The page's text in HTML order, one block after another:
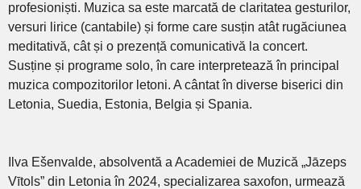
profesioniști. Muzica sa este marcată de claritatea gesturilor,
versuri lirice (cantabile) și forme care susțin atât rugăciunea
meditativă, cât și o prezență comunicativă la concert.
Susține și programe solo, în care interpretează în principal
muzica compozitorilor letoni. A cântat în diverse biserici din
Letonia, Suedia, Estonia, Belgia și Spania.
Ilva Ešenvalde, absolventă a Academiei de Muzică „Jāzeps
Vītols” din Letonia în 2024, specializarea saxofon, urmează